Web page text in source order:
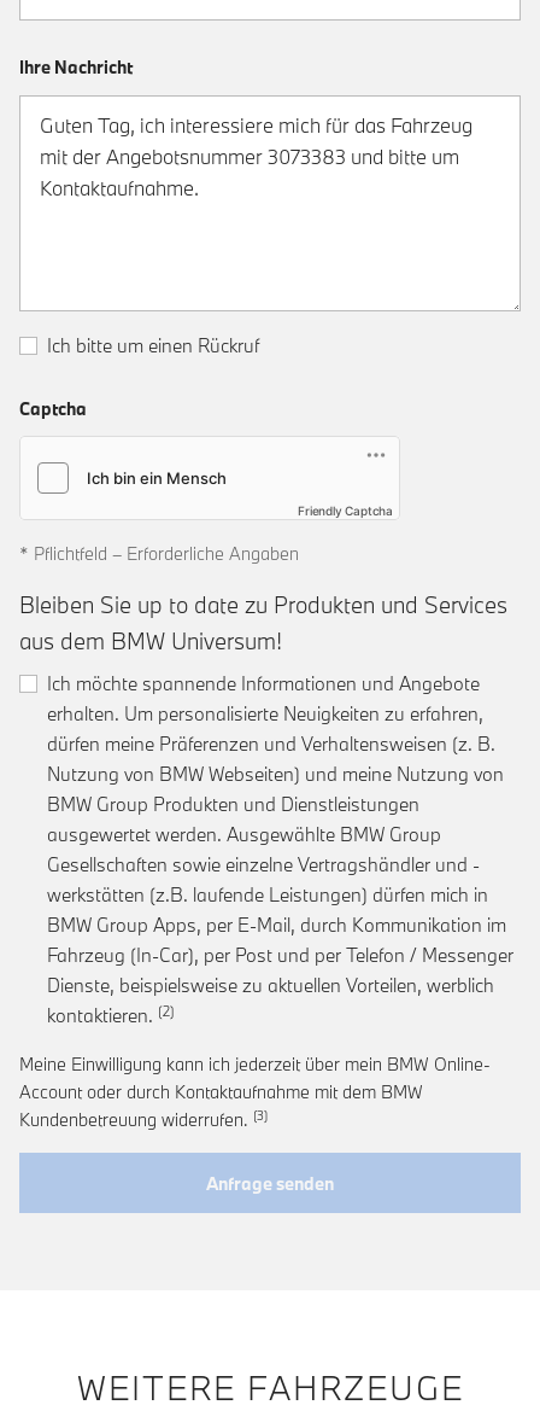
Ihre Nachricht
Ich bitte um einen Rückruf
Captcha
Friendly Captcha
* Pflichtfeld – Erforderliche Angaben
Bleiben Sie up to date zu Produkten und Services
aus dem BMW Universum!
Ich möchte spannende Informationen und Angebote
erhalten. Um personalisierte Neuigkeiten zu erfahren,
dürfen meine Präferenzen und Verhaltensweisen (z. B.
Nutzung von BMW Webseiten) und meine Nutzung von
BMW Group Produkten und Dienstleistungen
ausgewertet werden. Ausgewählte BMW Group
Gesellschaften sowie einzelne Vertragshändler und -
werkstätten (z.B. laufende Leistungen) dürfen mich in
BMW Group Apps, per E-Mail, durch Kommunikation im
Fahrzeug (In-Car), per Post und per Telefon / Messenger
Dienste, beispielsweise zu aktuellen Vorteilen, werblich
kontaktieren. Link zur Fußnote: Einwilligung zur
Meine Einwilligung kann ich jederzeit über mein BMW Online-
Account oder durch Kontaktaufnahme mit dem BMW
Kundenbetreuung widerrufen. Link zur Fußnote: Widerruf der
Anfrage senden
WEITERE FAHRZEUGE